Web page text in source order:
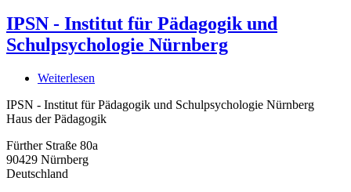
IPSN - Institut für Pädagogik und
Schulpsychologie Nürnberg
Weiterlesen
-
Institut
Pädagogik
IPSN - Institut für Pädagogik und Schulpsychologie Nürnberg
Haus der Pädagogik
Fürther Straße 80a
90429 Nürnberg
Deutschland